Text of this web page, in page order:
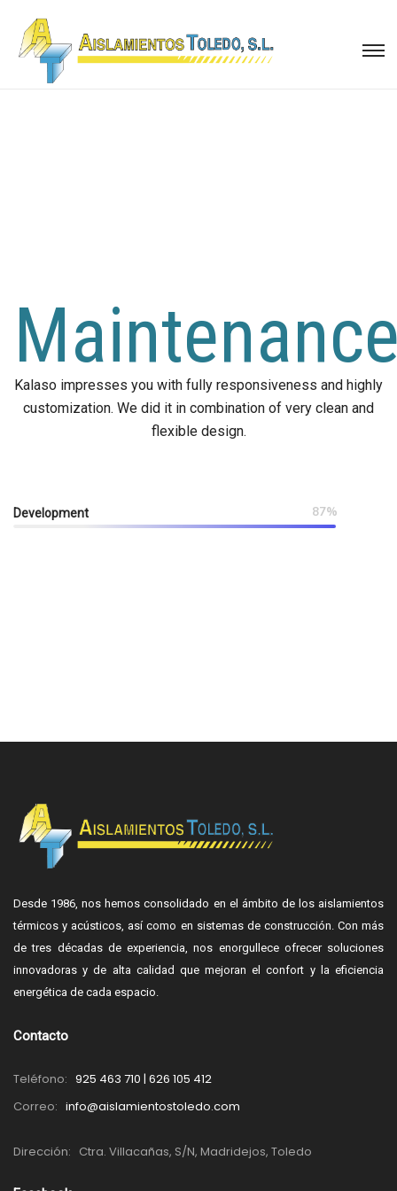
Kalaso impresses you with fully responsiveness and highly
customization. We did it in combination of very clean and
flexible design.
Development 87%
Desde 1986, nos hemos consolidado en el ámbito de los aislamientos
térmicos y acústicos, así como en sistemas de construcción. Con más
de tres décadas de experiencia, nos enorgullece ofrecer soluciones
innovadoras y de alta calidad que mejoran el confort y la eficiencia
energética de cada espacio.
Contacto
Teléfono: 925 463 710 | 626 105 412
Correo: info@aislamientostoledo.com
Dirección: Ctra. Villacañas, S/N, Madridejos, Toledo